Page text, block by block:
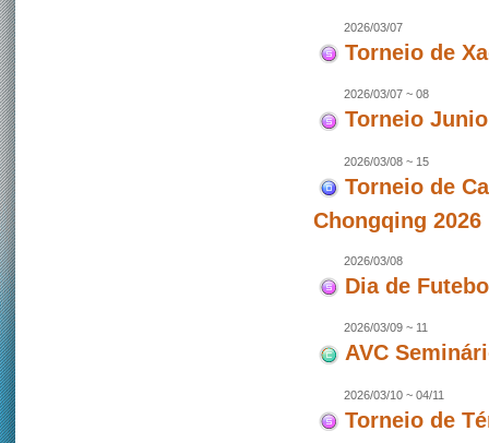
2026/03/07
Torneio de
2026/03/07 ~ 08
Torneio
2026/03/08 ~ 15
Torneio de
Chongqing
2026/03/08
Dia de
2026/03/09 ~ 11
AVC
2026/03/10 ~ 04/11
Torneio de